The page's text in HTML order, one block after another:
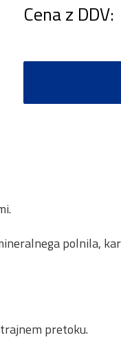
Cena z DDV:
polnila,
pretoku.